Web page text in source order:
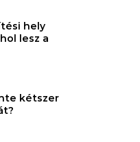
hely
lesz a
kétszer